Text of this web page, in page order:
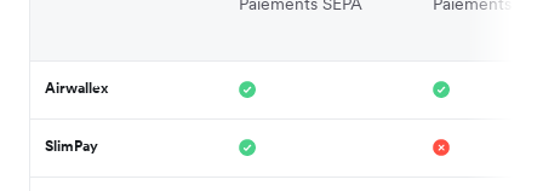
Airwallex
SlimPay